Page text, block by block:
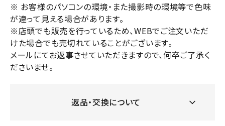
※ お客様のパソコンの環境・また撮影時の環境等で色味
が違って見える場合があります。
※店頭でも販売を行っているため、WEBでご注文いただ
けた場合でも売切れていることがございます。
メールにてお返事させていただきますので、何卒ご了承く
ださいませ。
返品・交換について